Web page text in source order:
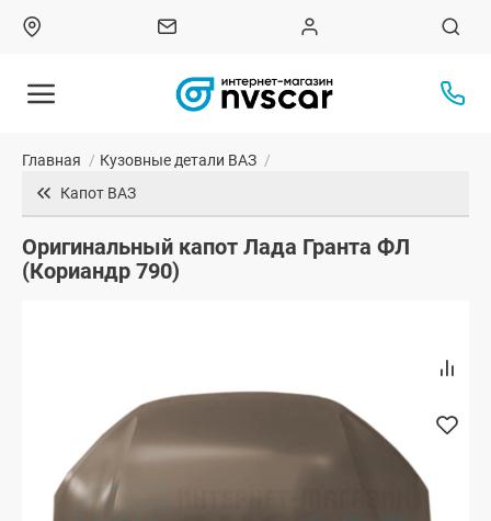
Главная / Кузовные детали ВАЗ /
Капот ВАЗ
Оригинальный капот Лада Гранта ФЛ
(Кориандр 790)